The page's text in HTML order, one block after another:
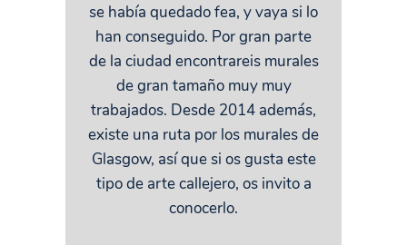
se había quedado fea, y vaya si lo
han conseguido. Por gran parte
de la ciudad encontrareis murales
de gran tamaño muy muy
trabajados. Desde 2014 además,
existe una ruta por los murales de
Glasgow, así que si os gusta este
tipo de arte callejero, os invito a
conocerlo.